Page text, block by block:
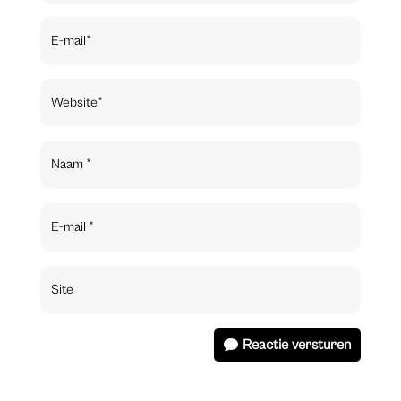
Reactie versturen